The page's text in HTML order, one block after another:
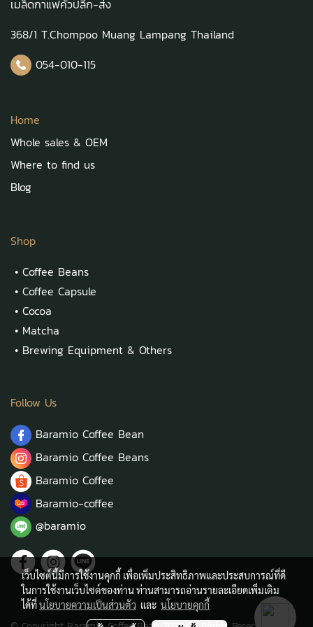
เมล็ดกาแฟคั่วปลีก-ส่ง
368/1 T.Chompoo Muang Lampang Thailand
054-010-115
Home
Whole sales & OEM
Where to find us
Blog
Shop
• Coffee Beans
• Coffee Capsule
• Cocoa
• Matcha
• Brewing Equipment & Others
Follow Us
Baramio Coffee Bean
Baramio Coffee Beans
Baramio Coffee
Baramio-coffee
@baramio
เว็บไซต์นี้มีการใช้งานคุกกี้ เพื่อเพิ่มประสิทธิภาพและประสบการณ์ที่ดี
ในการใช้งานเว็บไซต์ของท่าน ท่านสามารถอ่านรายละเอียดเพิ่มเติม
ได้ที่นโยบายความเป็นส่วนตัว และ นโยบายคุกกี้